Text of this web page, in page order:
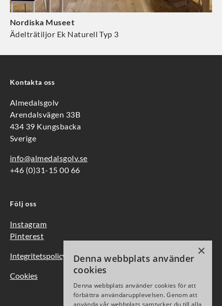
Nordiska Museet
Ädelträtiljor Ek Naturell Typ 3
Kontakta oss
Almedalsgolv
Arendalsvägen 33B
434 39 Kungsbacka
Sverige
info@almedalsgolv.se
+46 (0)31-15 00 66
Följ oss
Instagram
Pinterest
Integritetspolicy
Cookies
×
Denna webbplats använder
cookies
Denna webbplats använder cookies för att
förbättra användarupplevelsen. Genom att
använda vår webbplats samtycker du till alla